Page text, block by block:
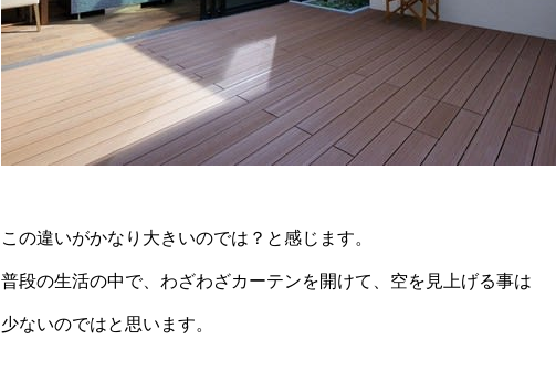
この違いがかなり大きいのでは？と感じます。
普段の生活の中で、わざわざカーテンを開けて、空を見上げる事は
少ないのではと思います。